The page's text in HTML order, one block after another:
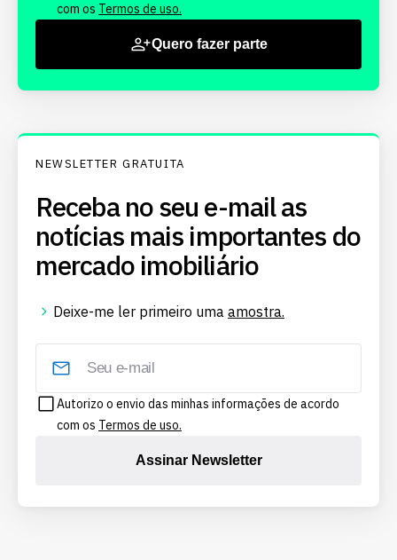
com os Termos de uso.
Quero fazer parte
NEWSLETTER GRATUITA
Receba no seu e-mail as
notícias mais importantes do
mercado imobiliário
Deixe-me ler primeiro uma amostra.
Autorizo o envio das minhas informações de acordo
com os Termos de uso.
Assinar Newsletter